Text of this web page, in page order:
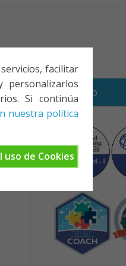
facilitar
Si continúa
nuestra política
uso de Cookies
CONTACTO